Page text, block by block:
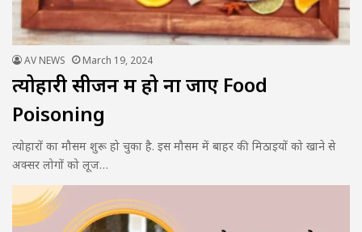
AV NEWS March 19, 2024
त्योहारी सीजन में हो ना जाए Food
Poisoning
त्‍योहारों का मौसम शुरू हो चुका है. इस मौसम में बाहर की मिठाइयों को खाने से
अक्‍सर लोगों को लूज…